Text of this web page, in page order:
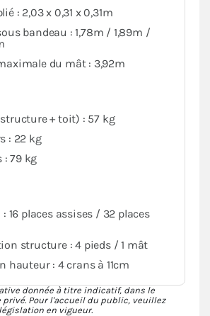
une protection maximale contre les
Vous avez aussi la
intégralement votre espace si
: 2,03 x 0,31 x 0,31m
bandeau : 1,78m / 1,89m /
du mât : 3,92m
+ toit) : 57 kg
: 22 kg
: 79 kg
16 places assises / 32 places
structure : 4 pieds / 1 mât
hauteur : 4 crans à 11cm
donnée à titre indicatif, dans le
privé. Pour l'accueil du public, veuillez
en vigueur.